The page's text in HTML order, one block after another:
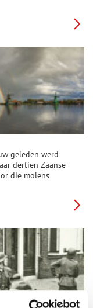
geleden werd
dertien Zaanse
die molens
voorzitter